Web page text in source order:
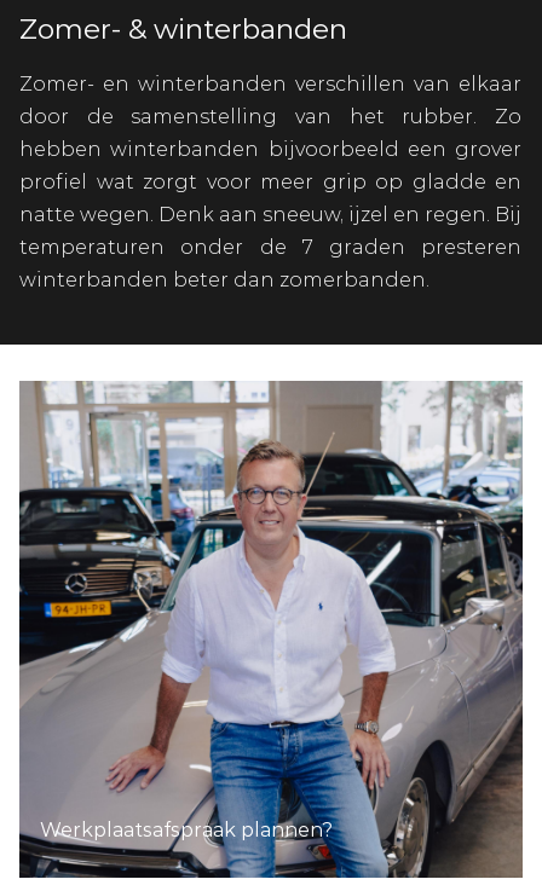
Zomer- & winterbanden
Zomer- en winterbanden verschillen van elkaar
door de samenstelling van het rubber. Zo
hebben winterbanden bijvoorbeeld een grover
profiel wat zorgt voor meer grip op gladde en
natte wegen. Denk aan sneeuw, ijzel en regen. Bij
temperaturen onder de 7 graden presteren
winterbanden beter dan zomerbanden.
Werkplaatsafspraak plannen?